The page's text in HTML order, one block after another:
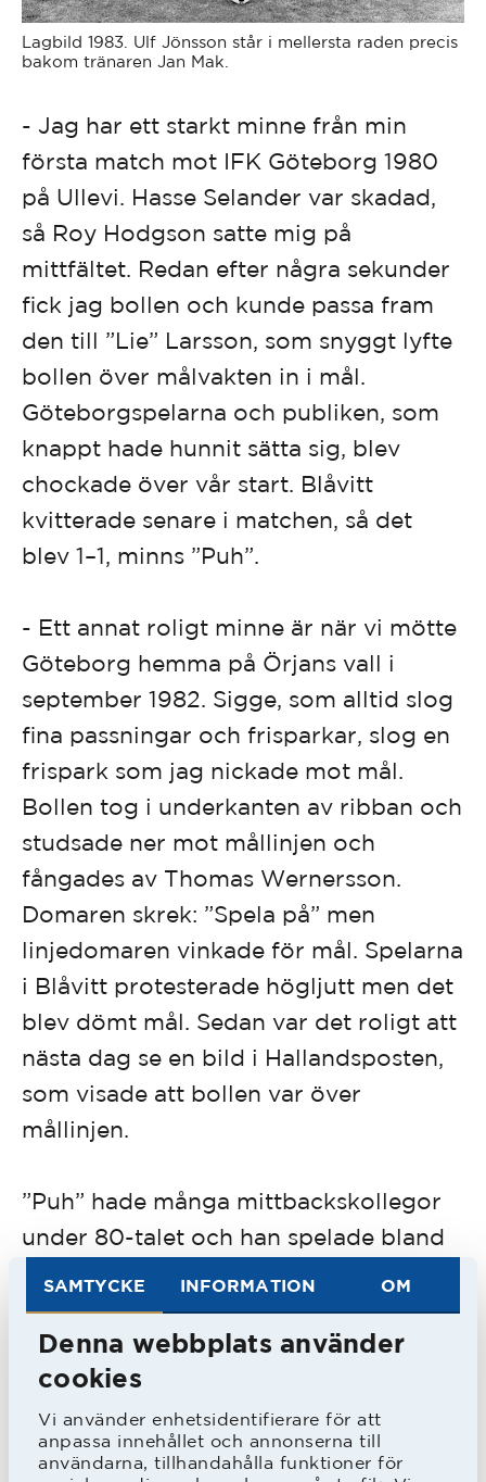
SAMTYCKE INFORMATION OM
Denna webbplats använder
cookies
Vi använder enhetsidentifierare för att
anpassa innehållet och annonserna till
användarna, tillhandahålla funktioner för
Lagbild 1983. Ulf Jönsson står i mellersta raden precis
bakom tränaren Jan Mak.
- Jag har ett starkt minne från min
första match mot IFK Göteborg 1980
på Ullevi. Hasse Selander var skadad,
så Roy Hodgson satte mig på
mittfältet. Redan efter några sekunder
fick jag bollen och kunde passa fram
den till ”Lie” Larsson, som snyggt lyfte
bollen över målvakten in i mål.
Göteborgspelarna och publiken, som
knappt hade hunnit sätta sig, blev
chockade över vår start. Blåvitt
kvitterade senare i matchen, så det
blev 1–1, minns ”Puh”.
- Ett annat roligt minne är när vi mötte
Göteborg hemma på Örjans vall i
september 1982. Sigge, som alltid slog
fina passningar och frisparkar, slog en
frispark som jag nickade mot mål.
Bollen tog i underkanten av ribban och
studsade ner mot mållinjen och
fångades av Thomas Wernersson.
Domaren skrek: ”Spela på” men
linjedomaren vinkade för mål. Spelarna
i Blåvitt protesterade högljutt men det
blev dömt mål. Sedan var det roligt att
nästa dag se en bild i Hallandsposten,
som visade att bollen var över
mållinjen.
”Puh” hade många mittbackskollegor
under 80-talet och han spelade bland
Tommy Frejdh, Peter Larsson, Mats-
Ola Carlsson, Ola Svensson, Tommy
”Hacke” Andersson och Torbjörn
Arvidsson.
- Jag tycker att jag hade lätt för att